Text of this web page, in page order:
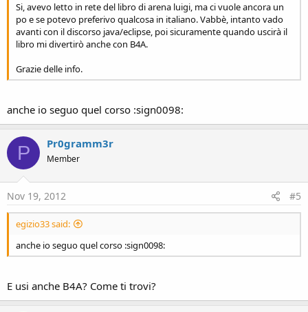
Si, avevo letto in rete del libro di arena luigi, ma ci vuole ancora un
po e se potevo preferivo qualcosa in italiano. Vabbè, intanto vado
avanti con il discorso java/eclipse, poi sicuramente quando uscirà il
libro mi divertirò anche con B4A.
Grazie delle info.
anche io seguo quel corso :sign0098:
P Pr0gramm3r
Member
Nov 19, 2012 #5
egizio33 said:
anche io seguo quel corso :sign0098:
E usi anche B4A? Come ti trovi?